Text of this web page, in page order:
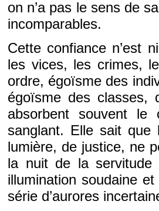
on n’a pas le sens de
incomparables.
Cette confiance n’est
les vices, les crimes,
ordre, égoïsme des
égoïsme des classes,
absorbent souvent
sanglant. Elle sait
lumière, de justice, ne
la nuit de la servitude
illumination soudaine
série d’aurores